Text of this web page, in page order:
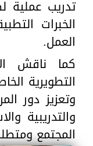
تدريب عملية
الخبرات
العمل.
كما ناقش
التطويرية
وتعزيز دور
والتدريبية
المجتمع